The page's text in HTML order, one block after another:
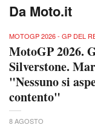
Da Moto.it
MOTOGP 2026 - GP DEL
MotoGP 2026.
Silverstone.
"Nessuno si
contento"
8 AGOSTO